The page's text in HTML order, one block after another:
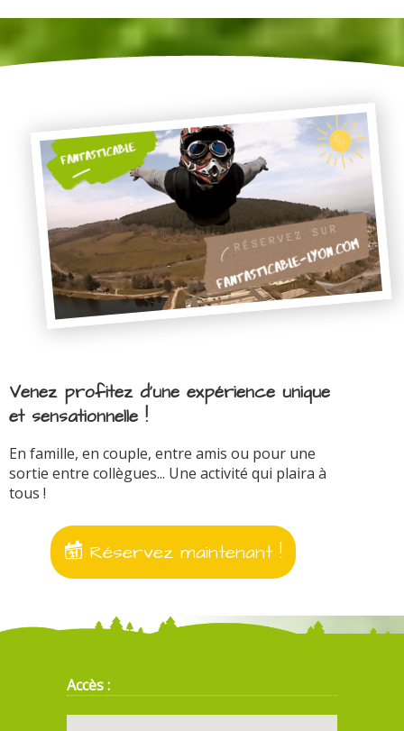
Venez profitez d'une expérience unique
et sensationnelle !
En famille, en couple, entre amis ou pour une
sortie entre collègues... Une activité qui plaira à
tous !
Réservez maintenant !
Accès :